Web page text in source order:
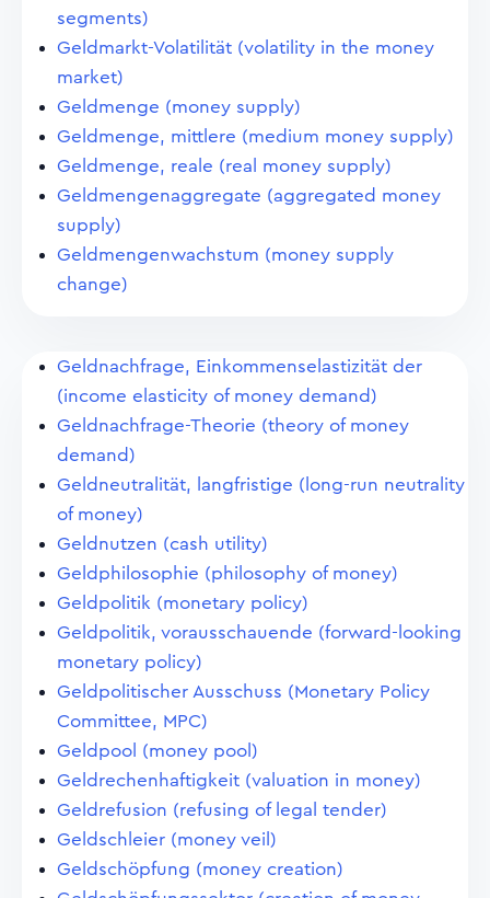
segments)
Geldmarkt-Volatilität (volatility in the money
market)
Geldmenge (money supply)
Geldmenge, mittlere (medium money supply)
Geldmenge, reale (real money supply)
Geldmengenaggregate (aggregated money
supply)
Geldmengenwachstum (money supply
change)
Geldnachfrage, Einkommenselastizität der
(income elasticity of money demand)
Geldnachfrage-Theorie (theory of money
demand)
Geldneutralität, langfristige (long-run neutrality
of money)
Geldnutzen (cash utility)
Geldphilosophie (philosophy of money)
Geldpolitik (monetary policy)
Geldpolitik, vorausschauende (forward-looking
monetary policy)
Geldpolitischer Ausschuss (Monetary Policy
Committee, MPC)
Geldpool (money pool)
Geldrechenhaftigkeit (valuation in money)
Geldrefusion (refusing of legal tender)
Geldschleier (money veil)
Geldschöpfung (money creation)